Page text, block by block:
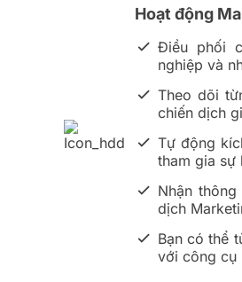
Hoạt động
Điều phối
nghiệp và
Theo dõi
chiến dịch
Tự động
tham gia sự
Nhận
dịch
Bạn có thể
với công cụ